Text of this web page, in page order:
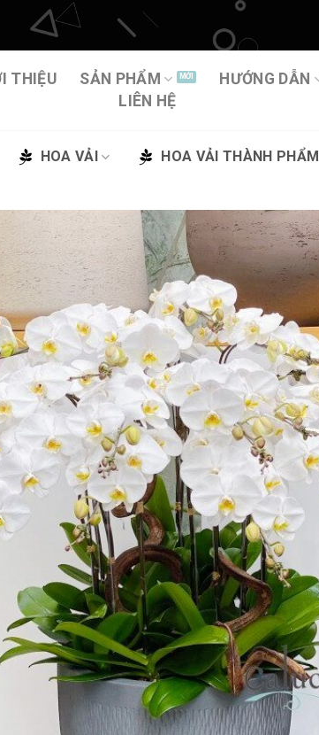
THIỆU SẢN PHẨM HƯỚNG DẪN
LIÊN HỆ
HOA VẢI HOA VẢI THÀNH PHẨM